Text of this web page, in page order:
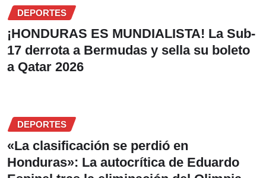
DEPORTES
¡HONDURAS ES MUNDIALISTA! La Sub-
17 derrota a Bermudas y sella su boleto
a Qatar 2026
DEPORTES
«La clasificación se perdió en
Honduras»: La autocrítica de Eduardo